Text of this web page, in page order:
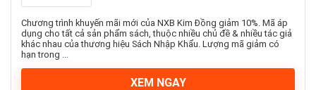
Chương trình khuyến mãi mới của NXB Kim Đồng giảm 10%. Mã áp
dụng cho tất cả sản phẩm sách, thuộc nhiều chủ đề & nhiều tác giả
khác nhau của thương hiệu Sách Nhập Khẩu. Lượng mã giảm có
hạn trong ...
XEM NGAY